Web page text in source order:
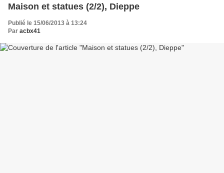
Maison et statues (2/2), Dieppe
Publié le 15/06/2013 à 13:24
Par acbx41